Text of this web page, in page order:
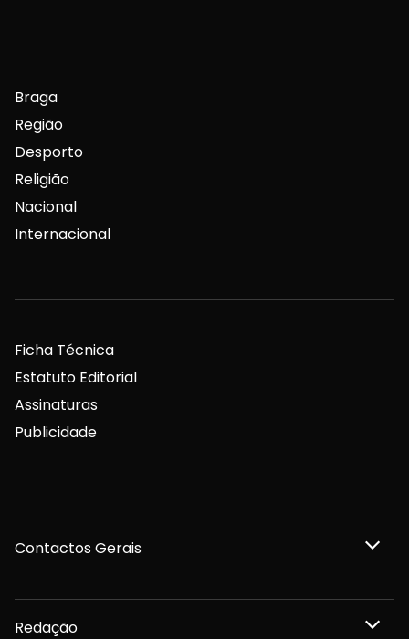
Braga
Região
Desporto
Religião
Nacional
Internacional
Ficha Técnica
Estatuto Editorial
Assinaturas
Publicidade
Contactos Gerais
Redação